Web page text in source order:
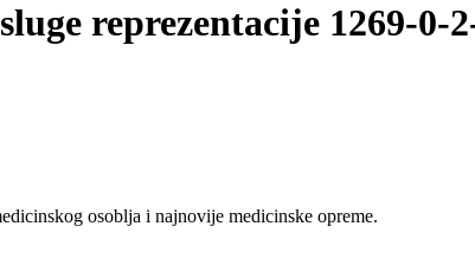
reprezentacije 1269-0-
osoblja i najnovije medicinske opreme.